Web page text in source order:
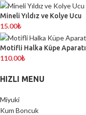
Mineli Yıldız ve Kolye Ucu
15.00₺
Motifli Halka Küpe Aparatı
110.00₺
HIZLI MENU
Miyuki
Kum Boncuk